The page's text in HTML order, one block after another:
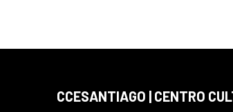
CCESANTIAGO | CENTRO